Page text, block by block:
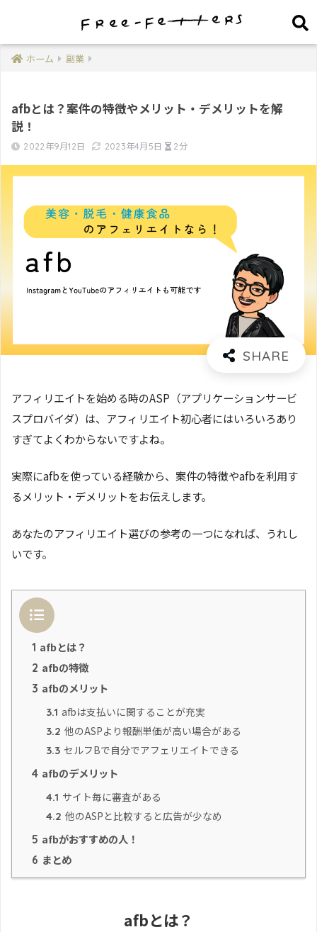
ホーム 副業
afbとは？案件の特徴やメリット・デメリットを解
説！
2022年9月12日 2023年4月5日 2分
アフィリエイトを始める時のASP（アプリケーションサービ
スプロバイダ）は、アフィリエイト初心者にはいろいろあり
すぎてよくわからないですよね。
実際にafbを使っている経験から、案件の特徴やafbを利用す
るメリット・デメリットをお伝えします。
あなたのアフィリエイト選びの参考の一つになれば、うれし
いです。
目次
1 afbとは？
2 afbの特徴
3 afbのメリット
3.1 afbは支払いに関することが充実
3.2 他のASPより報酬単価が高い場合がある
3.3 セルフBで自分でアフェリエイトできる
4 afbのデメリット
4.1 サイト毎に審査がある
4.2 他のASPと比較すると広告が少なめ
5 afbがおすすめの人！
6 まとめ
afbとは？